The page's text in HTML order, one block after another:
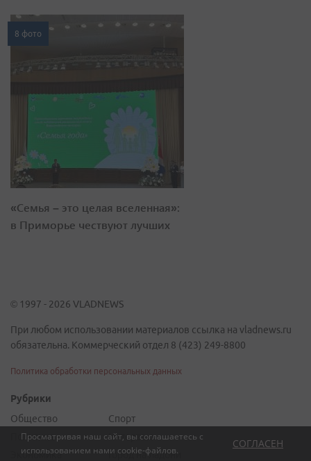
Просматривая наш сайт, вы соглашаетесь с
использованием нами cookie-файлов.
СОГЛАСЕН
8 фото
«Семья – это целая вселенная»:
в Приморье чествуют лучших
© 1997 - 2026 VLADNEWS
При любом использовании материалов ссылка на vladnews.ru
обязательна. Коммерческий отдел 8 (423) 249-8800
Политика обработки персональных данных
Рубрики
Общество
Политика
Экономика
Спорт
Интервью
Город на ладони